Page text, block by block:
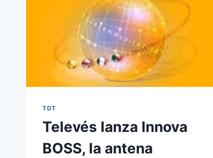
TDT
Televés lanza Innova
BOSS, la antena